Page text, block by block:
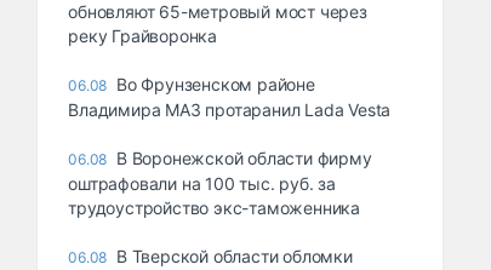
обновляют 65-метровый мост через
реку Грайворонка
06.08 Во Фрунзенском районе
Владимира МАЗ протаранил Lada Vesta
06.08 В Воронежской области фирму
оштрафовали на 100 тыс. руб. за
трудоустройство экс-таможенника
06.08 В Тверской области обломки